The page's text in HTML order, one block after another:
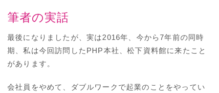
筆者の実話
最後になりましたが、実は2016年、今から7年前の同時
期、私は今回訪問したPHP本社、松下資料館に来たこと
があります。
会社員をやめて、ダブルワークで起業のことをやってい